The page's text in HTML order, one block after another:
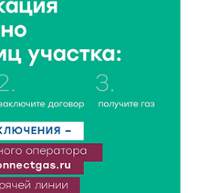
трассы
— Белый — Нелидово в
361
порядка»: как в Нелидово
образу жизни